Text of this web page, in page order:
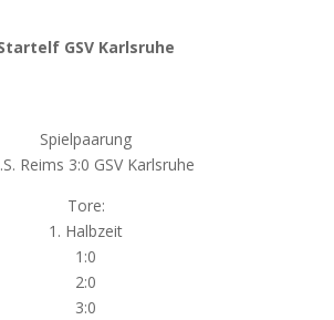
GSV Karlsruhe
Spielpaarung
Reims 3:0 GSV Karlsruhe
Tore:
1. Halbzeit
1:0
2:0
3:0